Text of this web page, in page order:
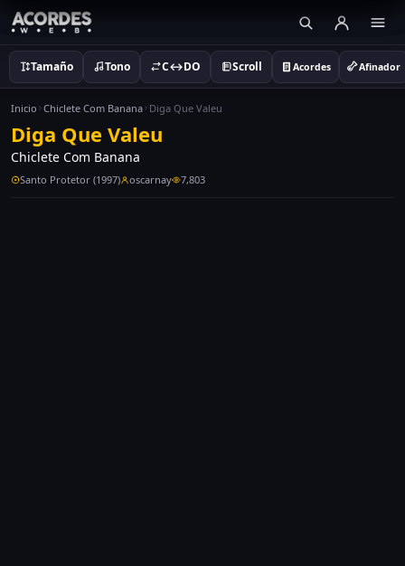
Tamaño Tono C↔DO Scroll Acordes Afinador
Inicio Chiclete Com Banana Diga Que Valeu
Diga Que Valeu
Chiclete Com Banana
Santo Protetor (1997) oscarnay 7,803